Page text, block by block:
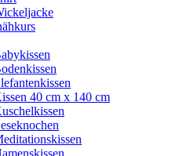
40 cm x 140 cm